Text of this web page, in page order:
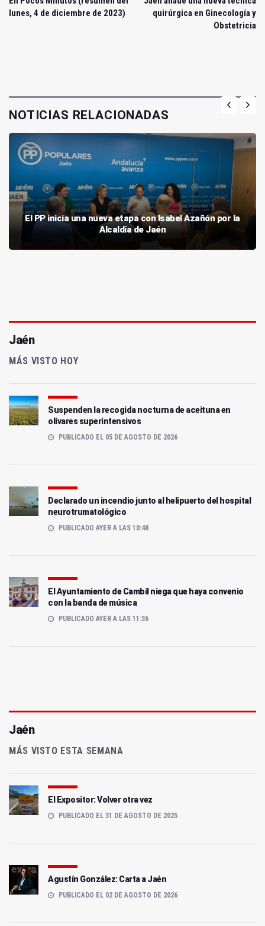
lunes, 4 de diciembre de 2023)
quirúrgica en Ginecología y
Obstetricia
NOTICIAS RELACIONADAS
El PP inicia una nueva etapa con Isabel Azañón por la
Alcaldía de Jaén
Jaén
MÁS VISTO HOY
Suspenden la recogida nocturna de aceituna en
olivares superintensivos
PUBLICADO EL 05 DE AGOSTO DE 2026
Declarado un incendio junto al helipuerto del hospital
neurotrumatológico
PUBLICADO AYER A LAS 10:48
El Ayuntamiento de Cambil niega que haya convenio
con la banda de música
PUBLICADO AYER A LAS 11:36
Jaén
MÁS VISTO ESTA SEMANA
El Expositor: Volver otra vez
PUBLICADO EL 31 DE AGOSTO DE 2025
Agustín González: Carta a Jaén
PUBLICADO EL 02 DE AGOSTO DE 2026